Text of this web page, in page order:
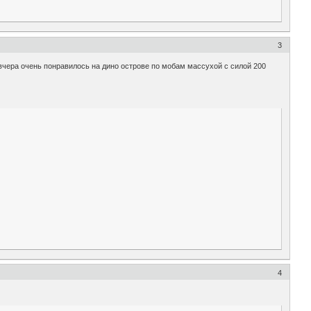
3
очень понравилось на дино острове по мобам массухой с силой 200
4